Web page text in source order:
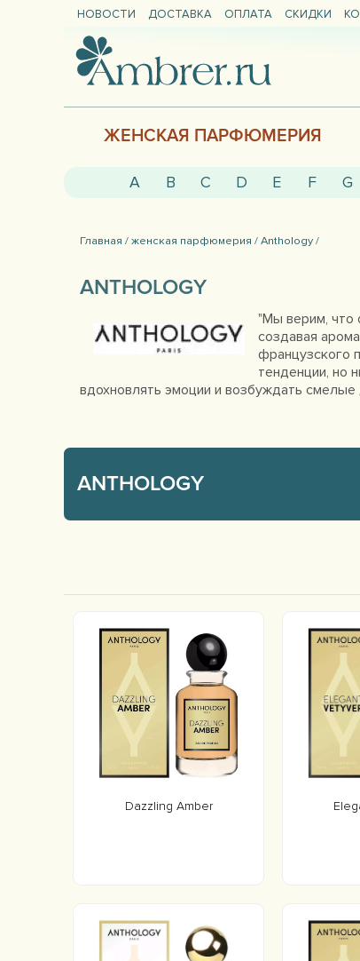
НОВОСТИ ДОСТАВКА ОПЛАТА СКИДКИ
ЖЕНСКАЯ ПАРФЮМЕРИЯ
A B C D E F G
Главная /женская парфюмерия /Anthology /
ANTHOLOGY
"Мы верим, что
создавая
французского
тенденции, но
вдохновлять эмоции и возбуждать смелые
ANTHOLOGY
Dazzling Amber